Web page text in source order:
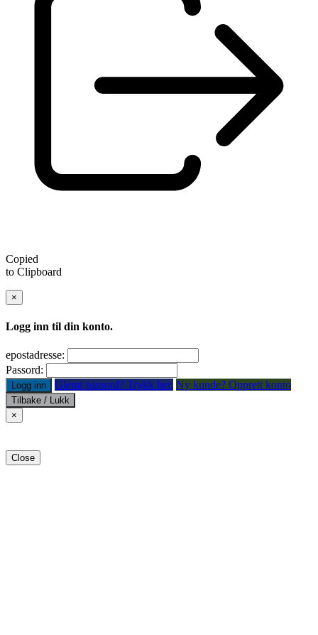
Copied
to Clipboard
×
Logg inn til din konto.
epostadresse:
Passord:
Logg inn Glemt passord? Trykk her. Ny kunde? Opprett konto
Tilbake / Lukk
×
Close